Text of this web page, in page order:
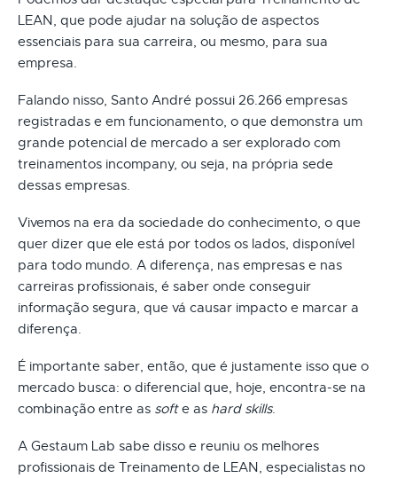
LEAN, que pode ajudar na solução de aspectos
essenciais para sua carreira, ou mesmo, para sua
empresa.
Falando nisso, Santo André possui 26.266 empresas
registradas e em funcionamento, o que demonstra um
grande potencial de mercado a ser explorado com
treinamentos incompany, ou seja, na própria sede
dessas empresas.
Vivemos na era da sociedade do conhecimento, o que
quer dizer que ele está por todos os lados, disponível
para todo mundo. A diferença, nas empresas e nas
carreiras profissionais, é saber onde conseguir
informação segura, que vá causar impacto e marcar a
diferença.
É importante saber, então, que é justamente isso que o
mercado busca: o diferencial que, hoje, encontra-se na
combinação entre as softe as hard skills.
A Gestaum Lab sabe disso e reuniu os melhores
profissionais de Treinamento de LEAN, especialistas no